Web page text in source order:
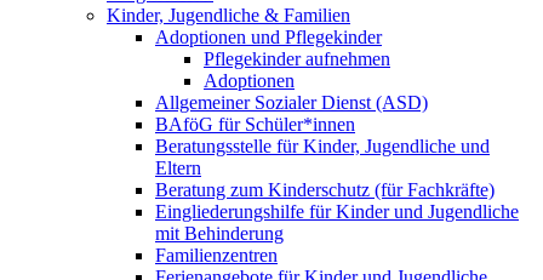
Kinder, Jugendliche & Familien
Adoptionen und Pflegekinder
Pflegekinder aufnehmen
Adoptionen
Allgemeiner Sozialer Dienst (ASD)
BAföG für Schüler*innen
Beratungsstelle für Kinder, Jugendliche und
Eltern
Beratung zum Kinderschutz (für Fachkräfte)
Eingliederungshilfe für Kinder und Jugendliche
mit Behinderung
Familienzentren